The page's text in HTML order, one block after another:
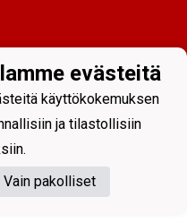
evästeitä
käyttökokemuksen
ja tilastollisiin
Vain pakolliset